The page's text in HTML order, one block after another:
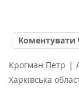
Коментувати
Крогман Петр |
Харківська